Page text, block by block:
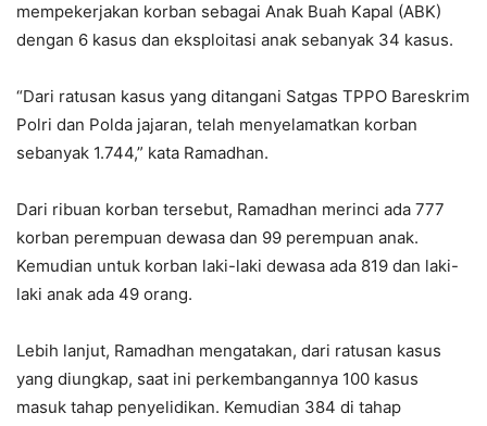
mempekerjakan korban sebagai Anak Buah Kapal (ABK)
dengan 6 kasus dan eksploitasi anak sebanyak 34 kasus.
“Dari ratusan kasus yang ditangani Satgas TPPO Bareskrim
Polri dan Polda jajaran, telah menyelamatkan korban
sebanyak 1.744,” kata Ramadhan.
Dari ribuan korban tersebut, Ramadhan merinci ada 777
korban perempuan dewasa dan 99 perempuan anak.
Kemudian untuk korban laki-laki dewasa ada 819 dan laki-
laki anak ada 49 orang.
Lebih lanjut, Ramadhan mengatakan, dari ratusan kasus
yang diungkap, saat ini perkembangannya 100 kasus
masuk tahap penyelidikan. Kemudian 384 di tahap